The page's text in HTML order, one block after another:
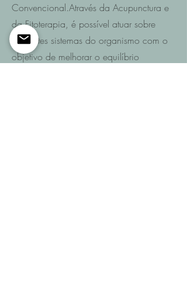
Convencional.Através da Acupunctura e
da Fitoterapia, é possível atuar sobre
diferentes sistemas do organismo com o
objetivo de melhorar o equilíbrio